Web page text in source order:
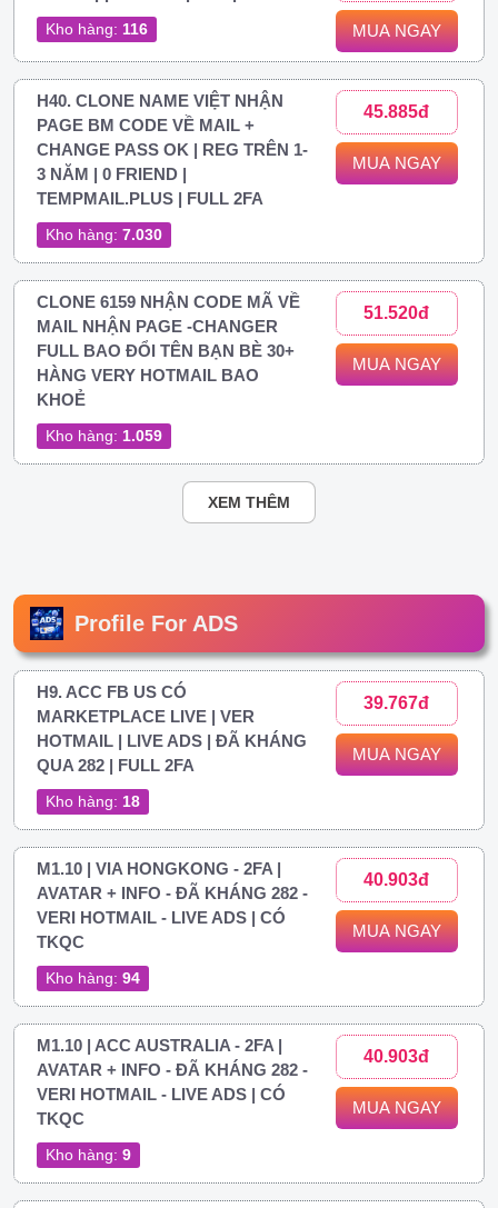
Kho hàng: 116 MUA NGAY
H40. CLONE NAME VIỆT NHẬN
PAGE BM CODE VỀ MAIL +
CHANGE PASS OK | REG TRÊN 1-
3 NĂM | 0 FRIEND |
TEMPMAIL.PLUS | FULL 2FA
Kho hàng: 7.030
45.885đ
MUA NGAY
CLONE 6159 NHẬN CODE MÃ VỀ
MAIL NHẬN PAGE -CHANGER
FULL BAO ĐỔI TÊN BẠN BÈ 30+
HÀNG VERY HOTMAIL BAO
KHOẺ
Kho hàng: 1.059
51.520đ
MUA NGAY
XEM THÊM
Profile For ADS
H9. ACC FB US CÓ
MARKETPLACE LIVE | VER
HOTMAIL | LIVE ADS | ĐÃ KHÁNG
QUA 282 | FULL 2FA
Kho hàng: 18
39.767đ
MUA NGAY
M1.10 | VIA HONGKONG - 2FA |
AVATAR + INFO - ĐÃ KHÁNG 282 -
VERI HOTMAIL - LIVE ADS | CÓ
TKQC
Kho hàng: 94
40.903đ
MUA NGAY
M1.10 | ACC AUSTRALIA - 2FA |
AVATAR + INFO - ĐÃ KHÁNG 282 -
VERI HOTMAIL - LIVE ADS | CÓ
TKQC
Kho hàng: 9
40.903đ
MUA NGAY